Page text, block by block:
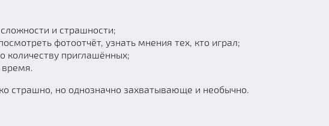
и страшности;
фотоотчёт, узнать мнения тех, кто играл;
количеству приглашённых;
время.
страшно, но однозначно захватывающе и необычно.